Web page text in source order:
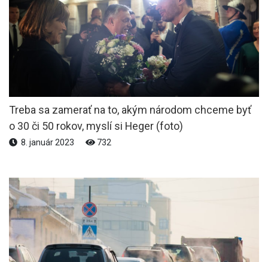
Treba sa zamerať na to, akým národom chceme byť
o 30 či 50 rokov, myslí si Heger (foto)
8. január 2023 732